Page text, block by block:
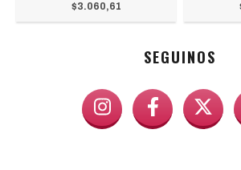
$3.060,61
SEGUINOS